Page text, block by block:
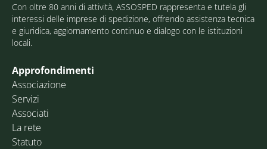
Con oltre 80 anni di attività, ASSOSPED rappresenta e tutela gli
interessi delle imprese di spedizione, offrendo assistenza tecnica
e giuridica, aggiornamento continuo e dialogo con le istituzioni
locali.
Approfondimenti
Associazione
Servizi
Associati
La rete
Statuto